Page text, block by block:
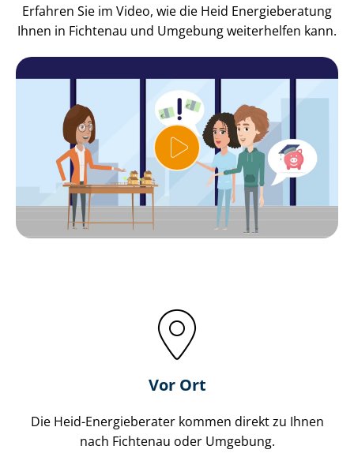
Erfahren Sie im Video, wie die Heid Energieberatung
Ihnen in Fichtenau und Umgebung weiterhelfen kann.
Vor Ort
Die Heid-Energieberater kommen direkt zu Ihnen
nach Fichtenau oder Umgebung.